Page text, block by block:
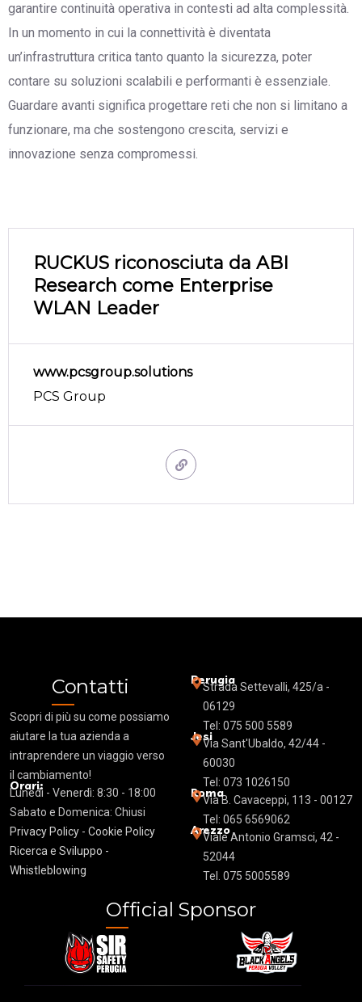
garantire continuità operativa in contesti ad alta complessità.
In un momento in cui la connettività è diventata
un’infrastruttura critica tanto quanto la sicurezza, poter
contare su soluzioni scalabili e performanti è essenziale.
Guardare avanti significa progettare reti che non si limitano a
funzionare, ma che sostengono crescita, servizi e
innovazione senza compromessi.
RUCKUS riconosciuta da ABI
Research come Enterprise
WLAN Leader
www.pcsgroup.solutions
PCS Group
Contatti
Scopri di più su come possiamo
aiutare la tua azienda a
intraprendere un viaggio verso
il cambiamento!
Orari:
Lunedì - Venerdì: 8:30 - 18:00
Sabato e Domenica: Chiusi
Privacy Policy - Cookie Policy
Ricerca e Sviluppo -
Whistleblowing
Perugia
Strada Settevalli, 425/a -
06129
Tel: 075 500 5589
JesiVia Sant'Ubaldo, 42/44 -
60030
Tel: 073 1026150
Roma
Via B. Cavaceppi, 113 - 00127
Tel: 065 6569062
Arezzo
Viale Antonio Gramsci, 42 -
52044
Tel. 075 5005589
Official Sponsor